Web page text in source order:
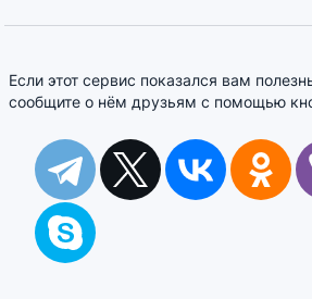
Если этот сервис показался вам
сообщите о нём друзьям с помощью